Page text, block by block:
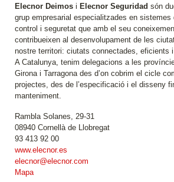
Elecnor Deimos i Elecnor Seguridad són
grup empresarial especialitzades en sistemes
control i seguretat que amb el seu
contribueixen al desenvolupament de les
nostre territori: ciutats connectades, eficients
A Catalunya, tenim delegacions a les
Girona i Tarragona des d’on cobrim el cicle
projectes, des de l’especificació i el disseny
manteniment.
Rambla Solanes, 29-31
08940 Cornellà de Llobregat
93 413 92 00
www.elecnor.es
elecnor@elecnor.com
Mapa